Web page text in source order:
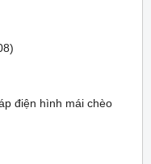
điện hình mái chèo